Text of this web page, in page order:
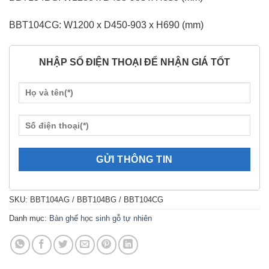
BBT104CG: W1200 x D450-903 x H690 (mm)
NHẬP SỐ ĐIỆN THOẠI ĐỂ NHẬN GIÁ TỐT
SKU: BBT104AG / BBT104BG / BBT104CG
Danh mục: Bàn ghế học sinh gỗ tự nhiên